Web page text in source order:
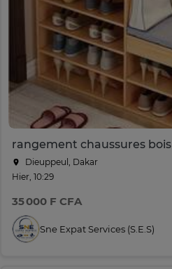
Dieuppeul, Dakar
Hier, 10:29
35 000 F CFA
Sne Expat Services (S.e.s)